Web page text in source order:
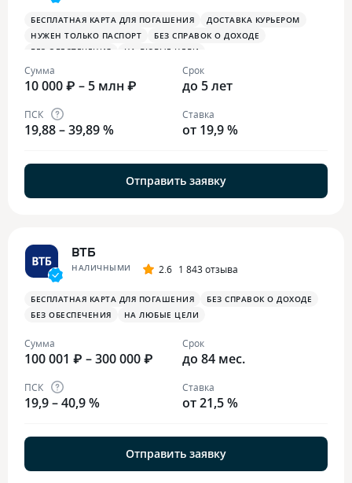
БЕСПЛАТНАЯ КАРТА ДЛЯ ПОГАШЕНИЯ
ДОСТАВКА КУРЬЕРОМ
НУЖЕН ТОЛЬКО ПАСПОРТ
БЕЗ СПРАВОК О ДОХОДЕ
БЕЗ ОБЕСПЕЧЕНИЯ
НА ЛЮБЫЕ ЦЕЛИ
Сумма
10 000 ₽ – 5 млн ₽
Срок
до 5 лет
ПСК
19,88 – 39,89 %
Ставка
от 19,9 %
Отправить заявку
ВТБ
НАЛИЧНЫМИ 2.6 1 843 отзыва
БЕСПЛАТНАЯ КАРТА ДЛЯ ПОГАШЕНИЯ
БЕЗ СПРАВОК О ДОХОДЕ
БЕЗ ОБЕСПЕЧЕНИЯ
НА ЛЮБЫЕ ЦЕЛИ
Сумма
100 001 ₽ – 300 000 ₽
Срок
до 84 мес.
ПСК
19,9 – 40,9 %
Ставка
от 21,5 %
Отправить заявку